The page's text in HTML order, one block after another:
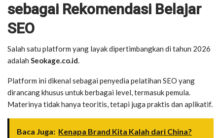
sebagai Rekomendasi Belajar
SEO
Salah satu platform yang layak dipertimbangkan di tahun 2026
adalah Seokage.co.id.
Platform ini dikenal sebagai penyedia pelatihan SEO yang
dirancang khusus untuk berbagai level, termasuk pemula.
Materinya tidak hanya teoritis, tetapi juga praktis dan aplikatif.
Baca Juga: Kenapa Brand Kita Kalah dari China?